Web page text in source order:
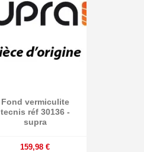
Fond vermiculite
tecnis réf 30136 -
supra
159,98 €